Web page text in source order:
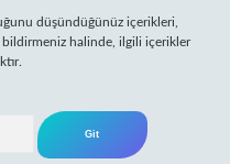
düşündüğünüz içerikleri,
bildirmeniz halinde, ilgili içerikler